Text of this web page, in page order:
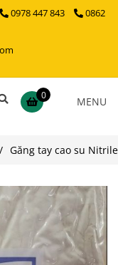
0978 447 843
0862
0 MENU
/ Găng tay cao su